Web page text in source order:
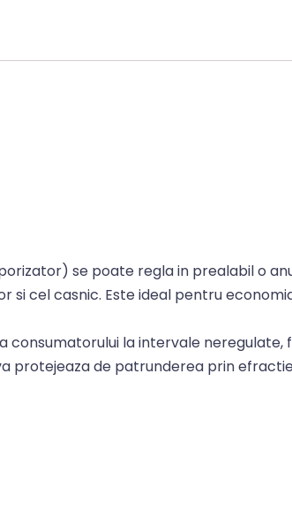
se poate regla in prealabil o
cel casnic. Este ideal pentru
la intervale neregulate,
protejeaza de patrunderea prin